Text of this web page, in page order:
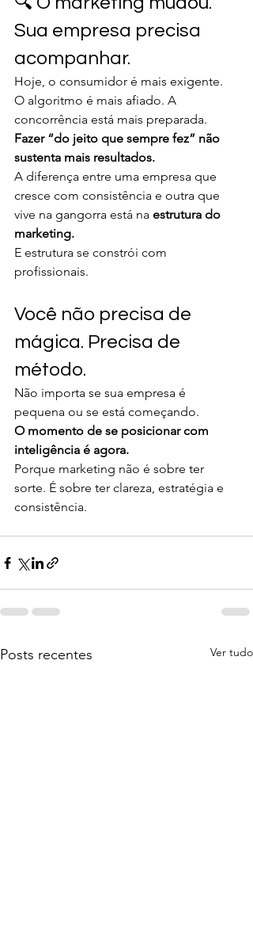
Sua empresa precisa
acompanhar.
Hoje, o consumidor é mais exigente.
O algoritmo é mais afiado. A
concorrência está mais preparada.
Fazer “do jeito que sempre fez” não
sustenta mais resultados.
A diferença entre uma empresa que
cresce com consistência e outra que
vive na gangorra está na estrutura do
marketing.
E estrutura se constrói com
profissionais.
Você não precisa de
mágica. Precisa de
método.
Não importa se sua empresa é
pequena ou se está começando.
O momento de se posicionar com
inteligência é agora.
Porque marketing não é sobre ter
sorte. É sobre ter clareza, estratégia e
consistência.
Posts recentes Ver tudo